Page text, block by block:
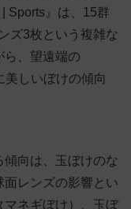
| Sports』は、15群
ズ3枚という複雑な
ら、望遠端の
美しいぼけの傾向
向は、玉ぼけのな
レンズの影響とい
マネギぼけ）、玉ぼ